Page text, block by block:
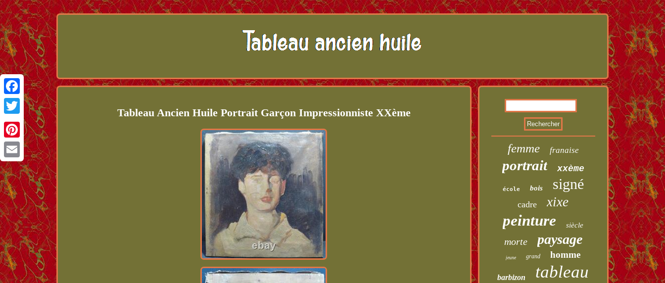
Facebook
Twitter
Pinterest
Email
Tableau Ancien Huile Portrait Garçon Impressionniste XXème
femme franaise
portrait xxème
école bois signé
cadre xixe
peinture siècle
morte paysage
jeune grand homme
barbizon tableau